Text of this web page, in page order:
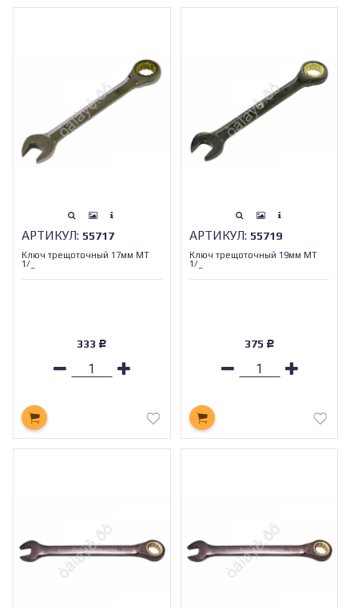
АРТИКУЛ: 55717
Ключ трещоточный 17мм МТ
1/_
333 Р
АРТИКУЛ: 55719
Ключ трещоточный 19мм МТ
1/_
375 Р